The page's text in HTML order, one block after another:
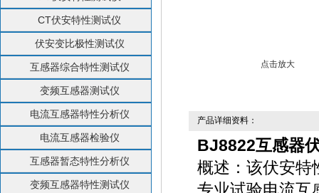
CT伏安特性测试仪
伏安变比极性测试仪
互感器综合特性测试仪
变频互感器测试仪
电流互感器特性分析仪
电流互感器检验仪
互感器暂态特性分析仪
变频互感器特性测试仪
点击放大
产品详细资料：
BJ8822互感器
概述：该伏安特